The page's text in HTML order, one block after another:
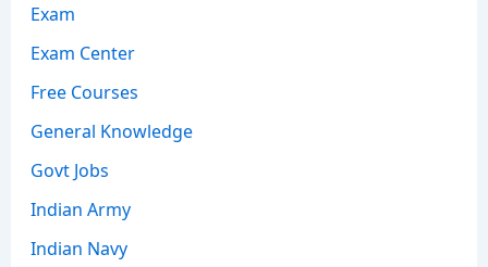
Exam
Exam Center
Free Courses
General Knowledge
Govt Jobs
Indian Army
Indian Navy